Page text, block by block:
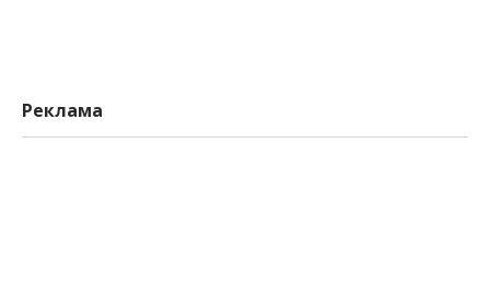
Реклама